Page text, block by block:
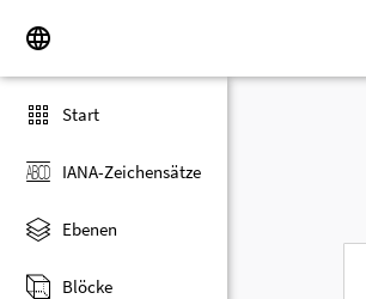
Start
IANA-Zeichensätze
Ebenen
Blöcke